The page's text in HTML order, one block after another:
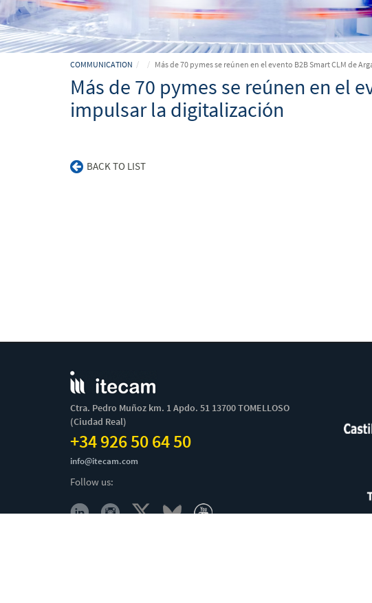
COMMUNICATION Más de 70 pymes se reúnen en el evento B2B Smart CLM de
Más de 70 pymes se reúnen en el
impulsar la digitalización
BACK TO LIST
Ctra. Pedro Muñoz km. 1 Apdo. 51 13700 TOMELLOSO
(Ciudad Real)
+34 926 50 64 50
info@itecam.com
Follow us: